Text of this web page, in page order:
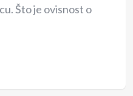
Što je ovisnost o